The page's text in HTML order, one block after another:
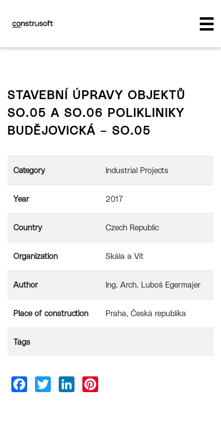
STAVEBNÍ ÚPRAVY OBJEKTŮ
SO.05 A SO.06 POLIKLINIKY
BUDĚJOVICKÁ – SO.05
Category Industrial Projects
Year 2017
Country Czech Republic
Organization Skála a Vít
Author Ing. Arch. Luboš Egermajer
Place of construction Praha, Česká republika
Tags